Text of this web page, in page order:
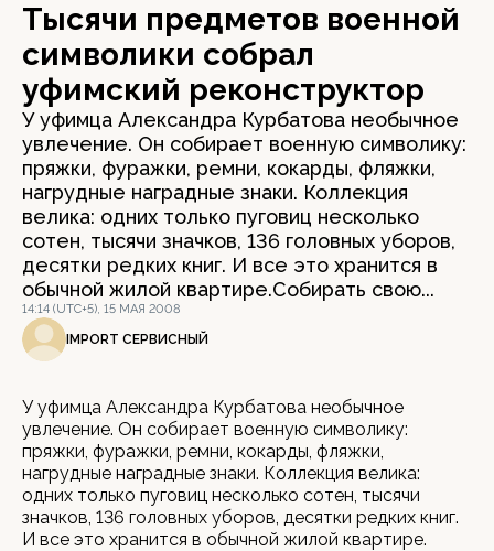
Тысячи предметов военной
символики собрал
уфимский реконструктор
У уфимца Александра Курбатова необычное
увлечение. Он собирает военную символику:
пряжки, фуражки, ремни, кокарды, фляжки,
нагрудные наградные знаки. Коллекция
велика: одних только пуговиц несколько
сотен, тысячи значков, 136 головных уборов,
десятки редких книг. И все это хранится в
обычной жилой квартире.Собирать свою...
14:14 (UTC+5), 15 МАЯ 2008
IMPORT СЕРВИСНЫЙ
У уфимца Александра Курбатова необычное
увлечение. Он собирает военную символику:
пряжки, фуражки, ремни, кокарды, фляжки,
нагрудные наградные знаки. Коллекция велика:
одних только пуговиц несколько сотен, тысячи
значков, 136 головных уборов, десятки редких книг.
И все это хранится в обычной жилой квартире.